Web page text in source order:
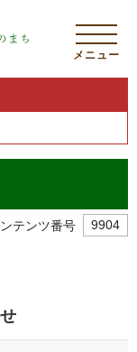
メニュー
テンツ番号 9904